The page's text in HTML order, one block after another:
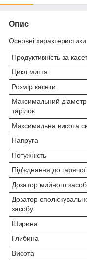
Опис
Основні характеристики
Продуктивність за
Цикл миття
Розмір касети
Максимальний діаметр
тарілок
Максимальна висота
Напруга
Потужність
Під'єднання до
Дозатор мийного
Дозатор
засобу
Ширина
Глибина
Висота